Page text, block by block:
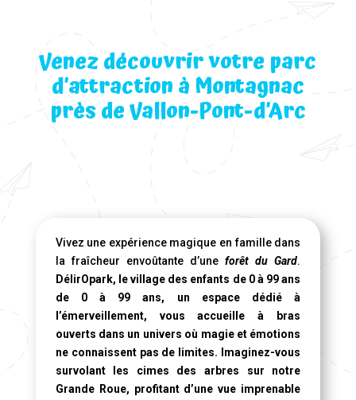
Venez découvrir votre parc
d’attraction à Montagnac
près de Vallon-Pont-d’Arc
Vivez une expérience magique en famille dans
la fraîcheur envoûtante d’uneforêt du Gard.
DélirOpark, le village des enfants de 0 à 99 ans
de 0 à 99 ans, un espace dédié à
l’émerveillement, vous accueille à bras
ouverts dans un univers où magie et émotions
ne connaissent pas de limites. Imaginez-vous
survolant les cimes des arbres sur notre
Grande Roue, profitant d’une vue imprenable